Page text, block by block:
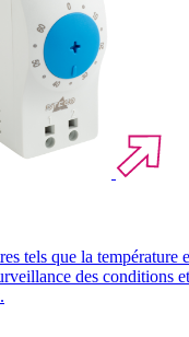
tels que la température
des conditions